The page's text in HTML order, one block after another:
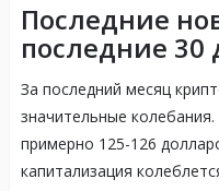
Последние
последние 30
За последний месяц
значительные
примерно 125-126
капитализация